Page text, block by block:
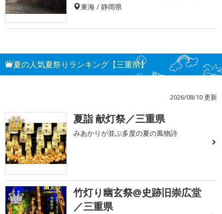
東海 / 静岡県
夏の人気夏祭りランキング【三重県】
2026/08/10 更新
1 夏詣 献灯祭／三重県
みあかりが並ぶ多度の夏の風物詩
2
竹灯り幽玄祭@史跡旧崇広堂
／三重県